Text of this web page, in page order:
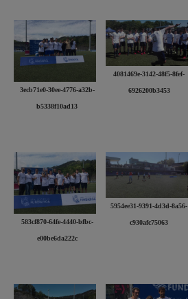
3ecb71e0-30ee-4776-a32b-
b5338f10ad13
4081469e-3142-48f5-8fef-
6926200b3453
583cf870-64fe-4440-bfbc-
e00be6da222c
5954ee31-9391-4d3d-8a56-
c930afc75063